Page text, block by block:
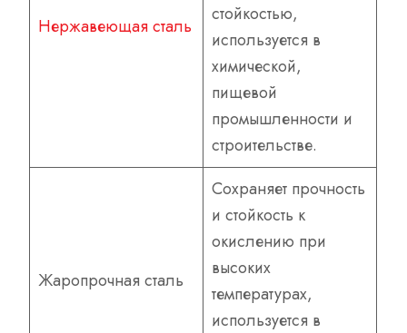
Нержавеющая сталь
стойкостью,
используется в
химической,
пищевой
промышленности и
строительстве.
Жаропрочная сталь
Сохраняет прочность
и стойкость к
окислению при
высоких
температурах,
используется в